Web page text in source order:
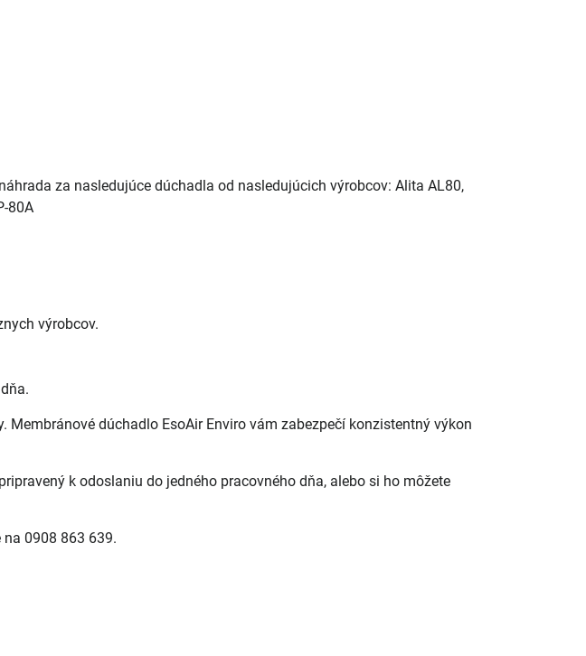
za nasledujúce dúchadla od nasledujúcich výrobcov: Alita AL80,
80A
výrobcov.
dúchadlo EsoAir Enviro vám zabezpečí konzistentný výkon
k odoslaniu do jedného pracovného dňa, alebo si ho môžete
0908 863 639.